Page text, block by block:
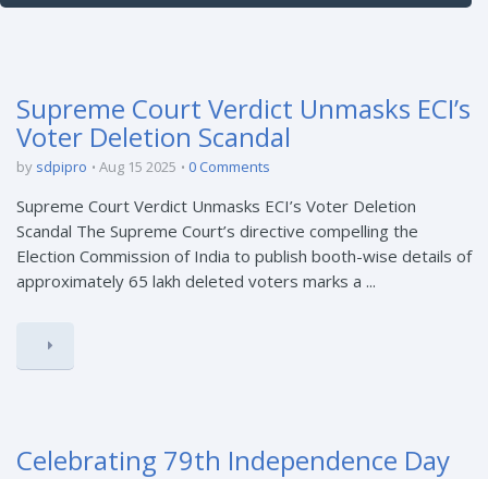
Supreme Court Verdict Unmasks ECI’s
Voter Deletion Scandal
by sdpipro Aug 15 2025 0 Comments
Supreme Court Verdict Unmasks ECI’s Voter Deletion
Scandal The Supreme Court’s directive compelling the
Election Commission of India to publish booth-wise details of
approximately 65 lakh deleted voters marks a ...
Celebrating 79th Independence Day